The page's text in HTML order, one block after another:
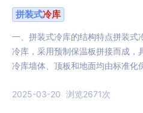
拼装式冷库
一、拼装式冷库的结构特点拼装式
冷库，采用预制保温板拼接而成，
冷库墙体、顶板和地面均由标准化
2025-03-20 浏览2671次